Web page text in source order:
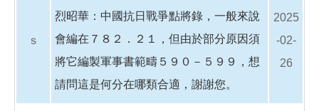
ｓ
烈昭華：中國抗日戰爭點將錄，一般來說
會編在７８２．２１，但由於部分原因須
將它編製軍事書範疇５９０－５９９，想
請問這是何分在哪類合適，謝謝您。
2025
-02-
26